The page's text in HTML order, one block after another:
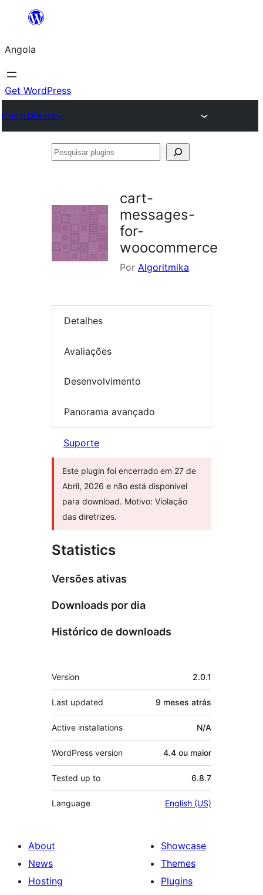
Saltar
o
conteúdo
Angola
Get WordPress
Plugin Directory
Pesquisar
cart-
messages-
for-
woocommerce
Por Algoritmika
Detalhes
Avaliações
Desenvolvimento
Panorama avançado
Suporte
Este plugin foi encerrado em 27 de
Abril, 2026 e não está disponível
para download. Motivo: Violação
das diretrizes.
Statistics
Versões ativas
Downloads por dia
Histórico de downloads
Meta
Version 2.0.1
Last updated 9 meses atrás
Active installations N/A
WordPress version 4.4 ou maior
Tested up to 6.8.7
Language English (US)
About
News
Hosting
Showcase
Themes
Plugins